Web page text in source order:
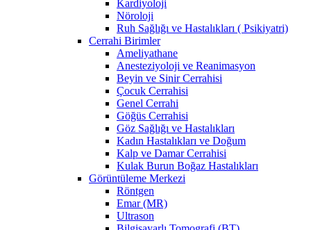
Kardiyoloji
Nöroloji
Ruh Sağlığı ve Hastalıkları ( Psikiyatri)
Cerrahi Birimler
Ameliyathane
Anesteziyoloji ve Reanimasyon
Beyin ve Sinir Cerrahisi
Çocuk Cerrahisi
Genel Cerrahi
Göğüs Cerrahisi
Göz Sağlığı ve Hastalıkları
Kadın Hastalıkları ve Doğum
Kalp ve Damar Cerrahisi
Kulak Burun Boğaz Hastalıkları
Görüntüleme Merkezi
Röntgen
Emar (MR)
Ultrason